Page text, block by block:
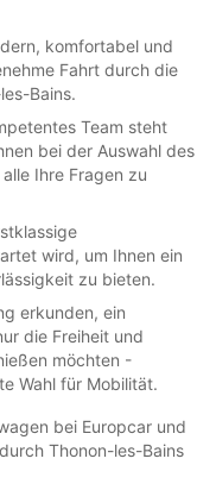
komfortabel und
Fahrt durch die
Bains.
Team steht
bei der Auswahl des
Ihre Fragen zu
wird, um Ihnen ein
zu bieten.
erkunden, ein
die Freiheit und
möchten -
Wahl für Mobilität.
bei Europcar und
Thonon-les-Bains